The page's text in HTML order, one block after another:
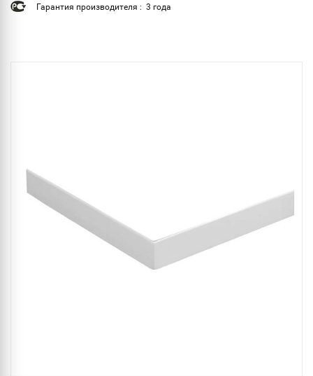
Гарантия производителя : 3 года